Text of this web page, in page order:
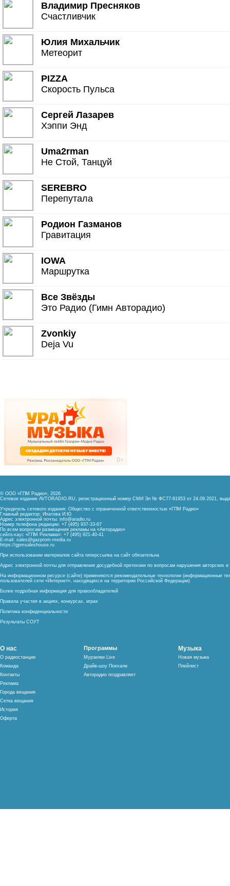
Владимир Пресняков
Счастливчик
Юлия Михальчик
Метеорит
PIZZA
Скорость Пульса
Сергей Лазарев
Хэппи Энд
Uma2rman
Не Стой, Танцуй
SEREBRO
Перепутала
Родион Газманов
Гравитация
IOWA
Маршрутка
Все Звёзды
Это Радио (Гимн Авторадио)
Zvonkiy
Deja Vu
© ООО «ГПМ Радио», 2026
Сетевое издание AVTORADIO.RU, регистрационный номер СМИ Эл № ФС77-81953 от 24.09.2021,
Учредитель сетевого издания: Общество с ограниченной ответственностью «ГПМ Радио»
Главный редактор: Ипатова И.Ю.
Адрес электронной почты: info@aradio.ru
Номер телефона редакции: +7 (495) 937-33-67
По всем вопросам размещения рекламы на «Авторадио»
сейлз-хаус «ГПМ Реклама»: +7 (495) 921-40-41
E-mail: sales@gazprom-media.ru
https://gpmsaleshouse.ru
При использовании материалов сайта гиперссылка на сайт обязательна
Адрес электронной почты для отправления досудебной претензии по вопросам нарушения авторских
На информационном ресурсе (сайте) применяются рекомендательные технологии (информационные
пользователей сети «Интернет», находящихся на территории Российской Федерации)
Более подробная информация для правообладателей
Правила участия в акциях, конкурсах, играх
Политика конфиденциальности
Результаты СОУТ
О нас
О радиостанции
Команда
Контакты
Реклама
Города вещания
Сетка вещания
История
Оферта
Программы
Мурзилки Live
Драйв-шоу Поехали
Авторадио поздравляет
Музыка
Новая музыка
Плейлист